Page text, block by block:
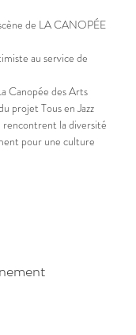
de LA CANOPÉE
au service de
Canopée des Arts
projet Tous en Jazz
la diversité
pour une culture